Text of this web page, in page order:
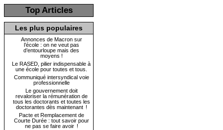
Top Articles
Les plus populaires
Annonces de Macron sur
l’école : on ne veut pas
d’entourloupe mais des
moyens !
Le RASED, pilier indispensable à
une école pour toutes et tous.
Communiqué intersyndical voie
professionnelle
Le gouvernement doit
revaloriser la rémunération de
tous les doctorants et toutes les
doctorantes dès maintenant !
Pacte et Remplacement de
Courte Durée : tout savoir pour
ne pas se faire avoir !